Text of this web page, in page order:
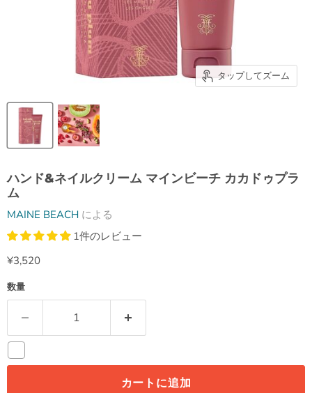
タップしてズーム
ハンド&ネイルクリーム マインビーチ カカドゥプラ
ム
MAINE BEACH による
1件のレビュー
現在の価格
¥3,520
数量
カートに追加